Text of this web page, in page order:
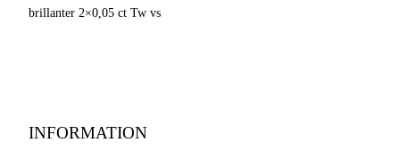
brillanter 2×0,05 ct Tw vs
INFORMATION